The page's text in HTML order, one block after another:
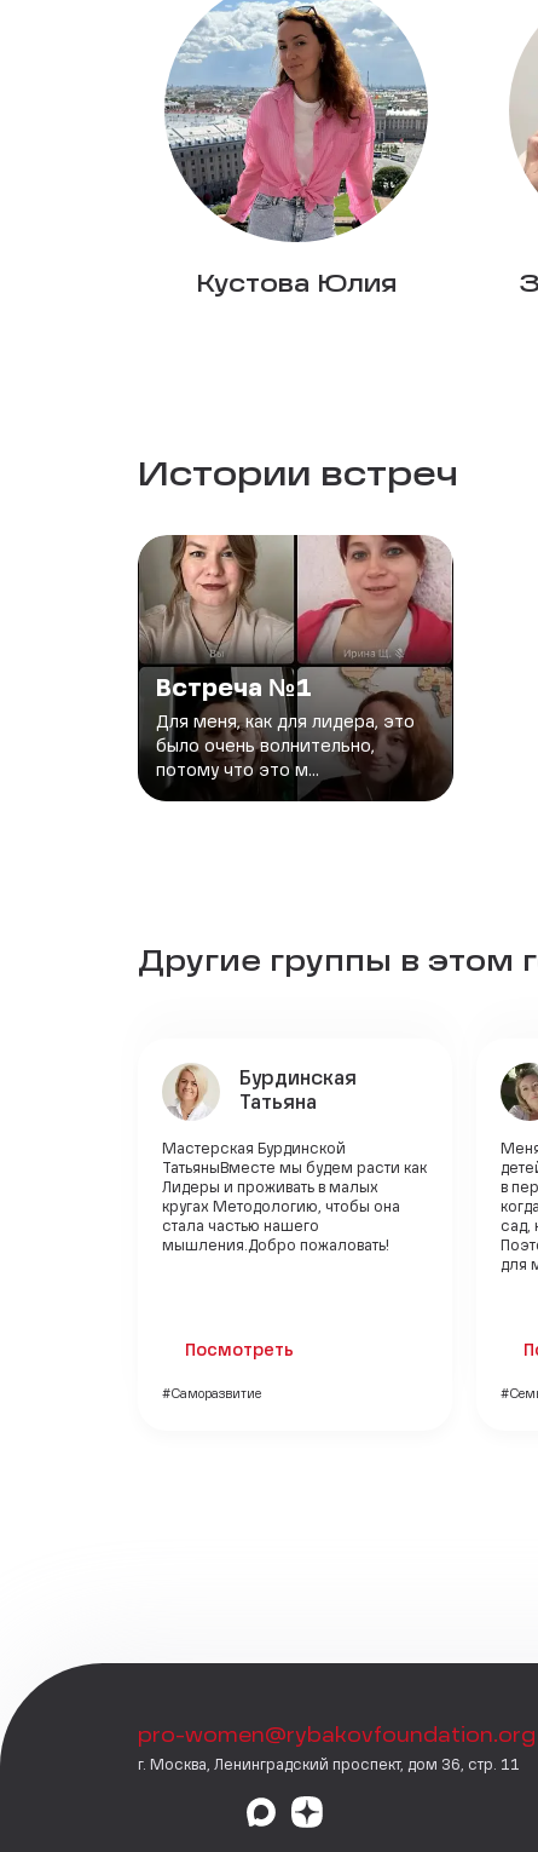
Кустова Юлия
Истории встреч
Встреча №1
Для меня, как для лидера, это
было очень волнительно,
потому что это м...
Другие группы в этом
Бурдинская
Татьяна
Мастерская Бурдинской
ТатьяныВместе мы будем расти как
Лидеры и проживать в малых
кругах Методологию, чтобы она
стала частью нашего
мышления.Добро пожаловать!
Посмотреть
#Саморазвитие
в
сад,
для
pro-women@rybakovfoundation.org
г. Москва, Ленинградский проспект, дом 36, стр. 11